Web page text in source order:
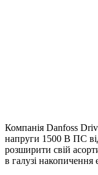
Компанія Danfoss
напруги 1500 В ПС
розширити свій
в галузі накопичення